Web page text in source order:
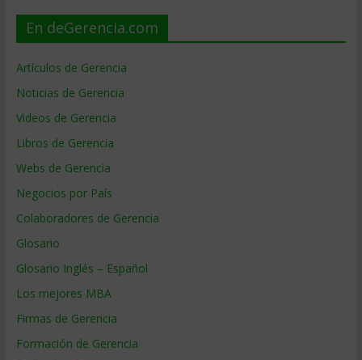
En deGerencia.com
Artículos de Gerencia
Noticias de Gerencia
Videos de Gerencia
Libros de Gerencia
Webs de Gerencia
Negocios por País
Colaboradores de Gerencia
Glosario
Glosario Inglés – Español
Los mejores MBA
Firmas de Gerencia
Formación de Gerencia